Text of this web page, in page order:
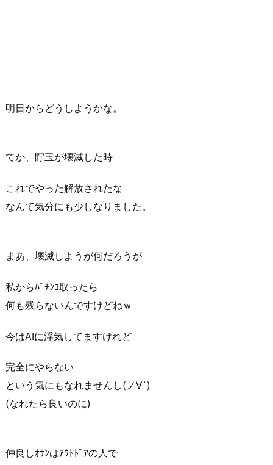
明日からどうしようかな。
てか、貯玉が壊滅した時
これでやった解放されたな
なんて気分にも少しなりました。
まあ、壊滅しようが何だろうが
私からﾊﾟﾁﾝｺ取ったら
何も残らないんですけどねｗ
今はAIに浮気してますけれど
完全にやらない
という気にもなれませんし(ノ∀`)
(なれたら良いのに)
仲良しｵｻﾝはｱｳﾄﾄﾞｱの人で